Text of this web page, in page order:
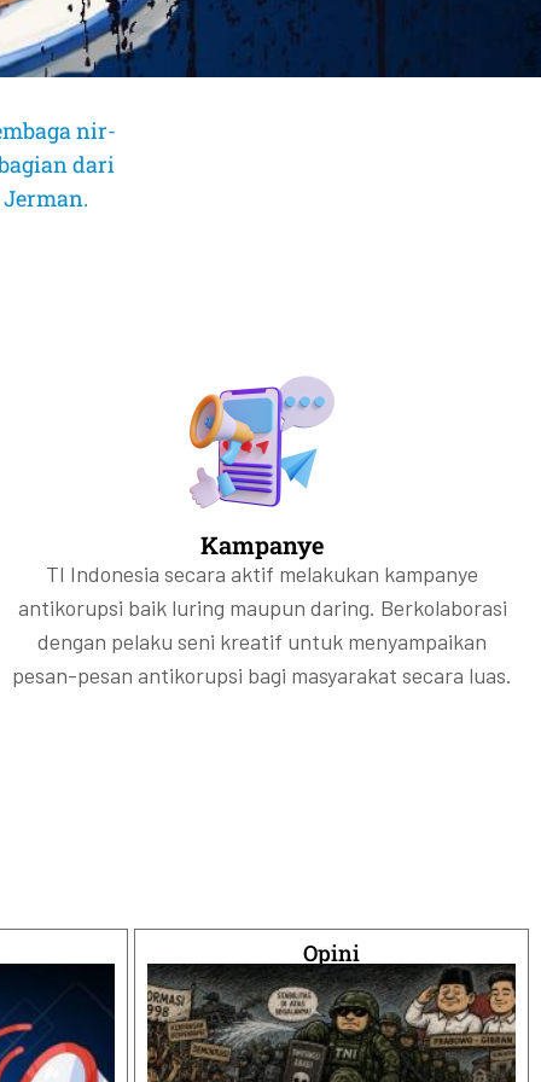
nir-
dari
Kampanye
TI Indonesia secara aktif melakukan kampanye
antikorupsi baik luring maupun daring. Berkolaborasi
dengan pelaku seni kreatif untuk menyampaikan
pesan-pesan antikorupsi bagi masyarakat secara luas.
Opini